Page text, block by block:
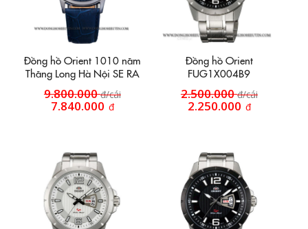
Đồng hồ Orient 1010 năm
Thăng Long Hà Nội SE RA
9.800.000đ/cái
7.840.000 đ
Đồng hồ Orient
FUG1X004B9
2.500.000đ/cái
2.250.000 đ